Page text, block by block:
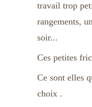
travail trop
rangements,
soir...
Ces petites
Ce sont elles
choix .